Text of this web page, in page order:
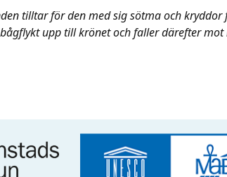
tilltar för den med sig sötma och
upp till krönet och faller därefter mot